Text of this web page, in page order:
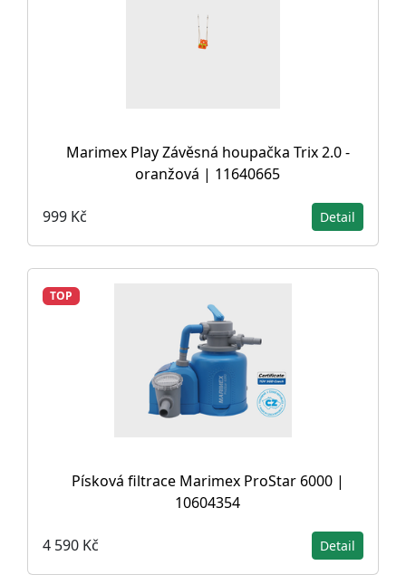
Marimex Play Závěsná houpačka Trix 2.0 -
oranžová | 11640665
999 Kč Detail
TOP
Písková filtrace Marimex ProStar 6000 |
10604354
4 590 Kč Detail